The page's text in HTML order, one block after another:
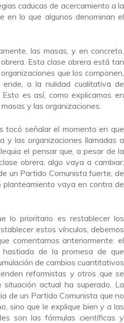
caducas de acercamiento a la
en lo que algunos denominan el
las masas, y en concreto,
Esta clase obrera está tan
que los componen,
a la nulidad cualitativa de
es así, como explicamos en
y las organizaciones.
tocó señalar el momento en que
y las organizaciones llamadas a
el pensar que, a pesar de la
obrera, algo vaya a cambiar;
un Partido Comunista fuerte, de
planteamiento vaya en contra de
lo prioritario es restablecer los
estos vínculos, debemos
comentamos anteriormente: el
de la promesa de que
de cambios cuantitativos
reformistas y otros que se
actual ha superado. La
de un Partido Comunista que no
sino que le explique bien y a las
son las fórmulas científicas y